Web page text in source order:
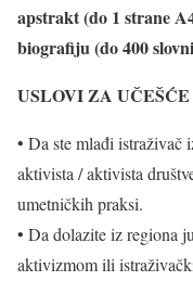
apstrakt (do 1 strane
biografiju (do 400
USLOVI ZA UČEŠĆE
• Da ste mlađi istraživač
aktivista / aktivista
umetničkih praksi.
• Da dolazite iz regiona
aktivizmom ili